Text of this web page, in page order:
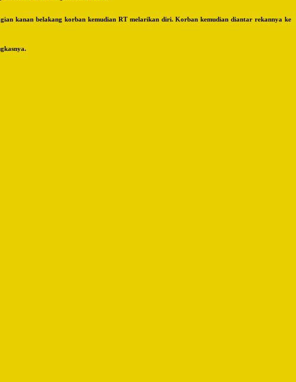
kanan belakang korban kemudian RT melarikan diri. Korban kemudian diantar rekannya ke